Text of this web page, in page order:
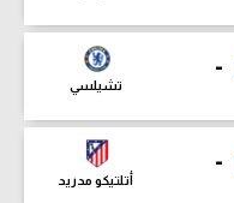
-
تشيلسي
-
أتلتيكو مدريد